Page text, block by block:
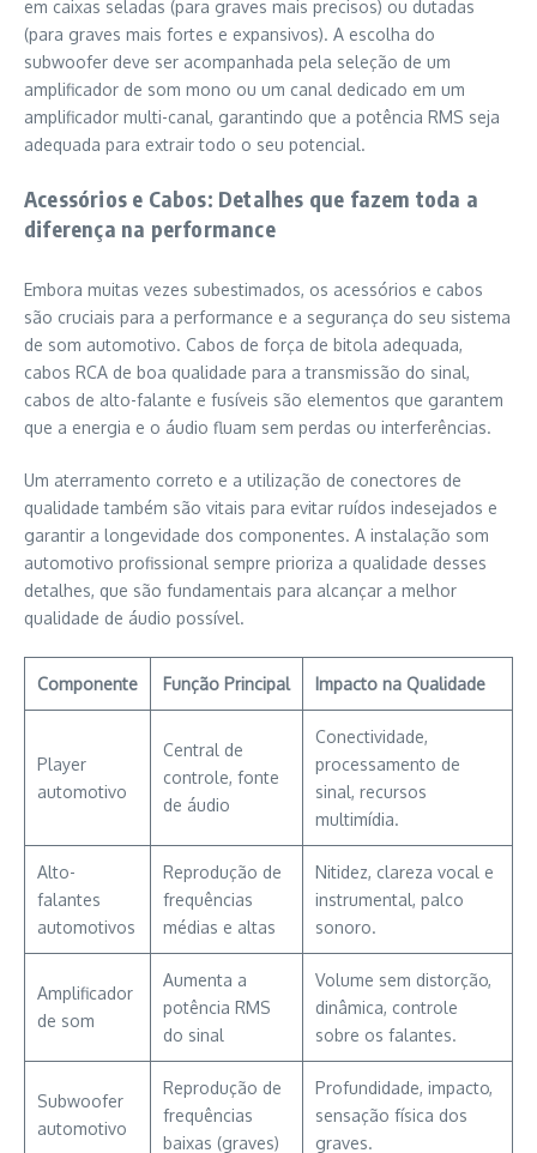
em caixas seladas (para graves mais precisos) ou dutadas
(para graves mais fortes e expansivos). A escolha do
subwoofer deve ser acompanhada pela seleção de um
amplificador de som mono ou um canal dedicado em um
amplificador multi-canal, garantindo que a potência RMS seja
adequada para extrair todo o seu potencial.
Acessórios e Cabos: Detalhes que fazem toda a
diferença na performance
Embora muitas vezes subestimados, os acessórios e cabos
são cruciais para a performance e a segurança do seu sistema
de som automotivo. Cabos de força de bitola adequada,
cabos RCA de boa qualidade para a transmissão do sinal,
cabos de alto-falante e fusíveis são elementos que garantem
que a energia e o áudio fluam sem perdas ou interferências.
Um aterramento correto e a utilização de conectores de
qualidade também são vitais para evitar ruídos indesejados e
garantir a longevidade dos componentes. A instalação som
automotivo profissional sempre prioriza a qualidade desses
detalhes, que são fundamentais para alcançar a melhor
qualidade de áudio possível.
Componente Função Principal Impacto na Qualidade
Player
automotivo
Central de
controle, fonte
de áudio
Conectividade,
processamento de
sinal, recursos
multimídia.
Alto-
falantes
automotivos
Reprodução de
frequências
médias e altas
Nitidez, clareza vocal e
instrumental, palco
sonoro.
Amplificador
de som
Aumenta a
potência RMS
do sinal
Volume sem distorção,
dinâmica, controle
sobre os falantes.
Subwoofer
automotivo
Reprodução de
frequências
baixas (graves)
Profundidade, impacto,
sensação física dos
graves.